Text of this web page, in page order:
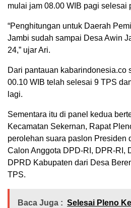
mulai jam 08.00 WIB pagi selesai
“Penghitungan untuk Daerah
Jambi sudah sampai Desa Awin
24,” ujar Ari.
Dari pantauan kabarindonesia.co
00.10 WIB telah selesai 9 TPS
lagi.
Sementara itu di panel kedua
Kecamatan Sekernan, Rapat
perolehan suara paslon Presiden
Calon Anggota DPD-RI, DPR-RI,
DPRD Kabupaten dari Desa
TPS.
Baca Juga : Selesai Pleno